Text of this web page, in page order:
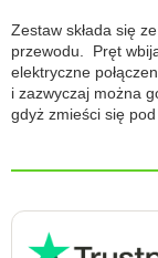
Zestaw składa się
przewodu. Pręt
elektryczne
i zazwyczaj można
gdyż zmieści się